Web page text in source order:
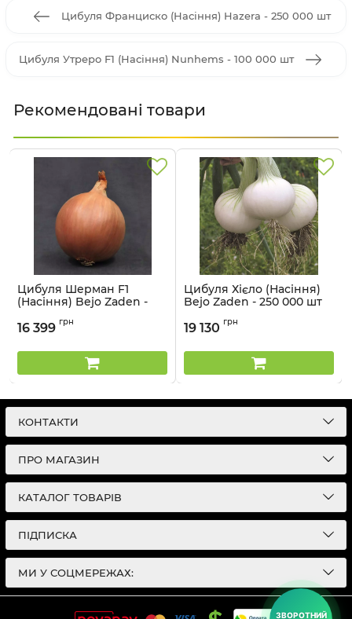
ЗВОРОТНИЙ
Цибуля Франциско (Насіння) Hazera - 250 000 шт
Цибуля Утреро F1 (Насіння) Nunhems - 100 000 шт
Рекомендовані товари
Цибуля Шерман F1
(Насіння) Bejo Zaden -
Артикул: 21099912
16 399 грн
Цибуля Хієло (Насіння)
Bejo Zaden - 250 000 шт
19 130 грн
КОНТАКТИ
ПРО МАГАЗИН
КАТАЛОГ ТОВАРІВ
ПІДПИСКА
МИ У СОЦМЕРЕЖАХ: